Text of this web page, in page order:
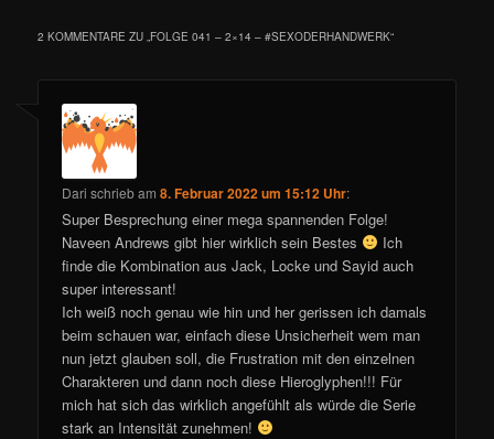
2 KOMMENTARE ZU „ FOLGE 041 – 2×14 – #SEXODERHANDWERK“
Dari schriebam8. Februar 2022 um 15:12 Uhr:
Super Besprechung einer mega spannenden Folge!
Naveen Andrews gibt hier wirklich sein Bestes
Ich
finde die Kombination aus Jack, Locke und Sayid auch
super interessant!
Ich weiß noch genau wie hin und her gerissen ich damals
beim schauen war, einfach diese Unsicherheit wem man
nun jetzt glauben soll, die Frustration mit den einzelnen
Charakteren und dann noch diese Hieroglyphen!!! Für
mich hat sich das wirklich angefühlt als würde die Serie
stark an Intensität zunehmen!